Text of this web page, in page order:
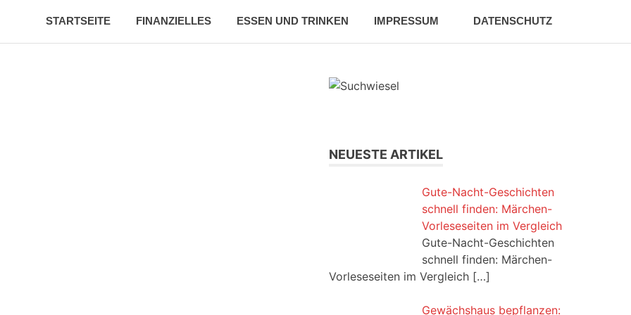
STARTSEITE FINANZIELLES ESSEN UND TRINKEN IMPRESSUM DATENSCHUTZ
NEUESTE ARTIKEL
Gute-Nacht-Geschichten
schnell finden: Märchen-
Vorleseseiten im Vergleich
Gute-Nacht-Geschichten
schnell finden: Märchen-
Vorleseseiten im Vergleich […]
Gewächshaus bepflanzen: